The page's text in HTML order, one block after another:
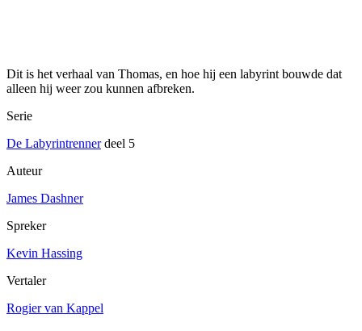
Dit is het verhaal van Thomas, en hoe hij een labyrint bouwde dat
alleen hij weer zou kunnen afbreken.
Serie
De Labyrintrennerdeel 5
Auteur
James Dashner
Spreker
Kevin Hassing
Vertaler
Rogier van Kappel